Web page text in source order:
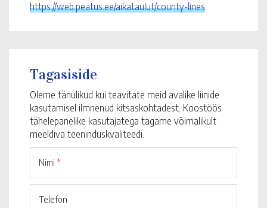
https://web.peatus.ee/aikataulut/county-lines
Tagasiside
Oleme tänulikud kui teavitate meid avalike liinide
kasutamisel ilmnenud kitsaskohtadest. Koostöös
tähelepanelike kasutajatega tagame võimalikult
meeldiva teeninduskvaliteedi.
Nimi *
Telefon